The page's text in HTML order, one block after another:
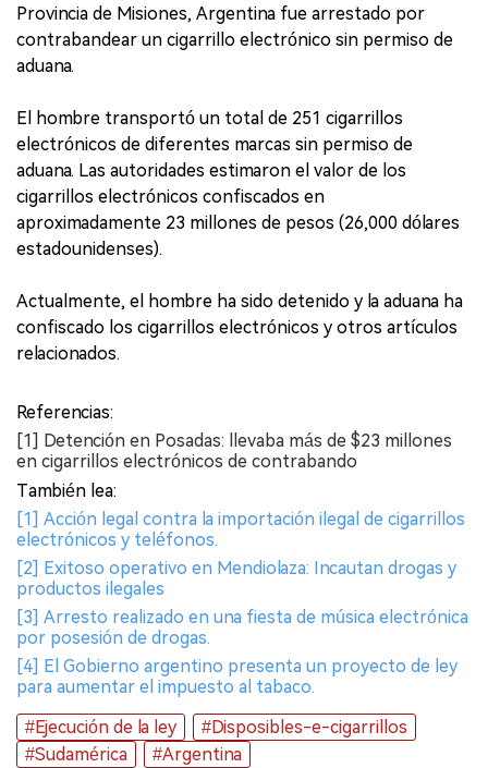
Provincia de Misiones, Argentina fue arrestado por
contrabandear un cigarrillo electrónico sin permiso de
aduana.
El hombre transportó un total de 251 cigarrillos
electrónicos de diferentes marcas sin permiso de
aduana. Las autoridades estimaron el valor de los
cigarrillos electrónicos confiscados en
aproximadamente 23 millones de pesos (26,000 dólares
estadounidenses).
Actualmente, el hombre ha sido detenido y la aduana ha
confiscado los cigarrillos electrónicos y otros artículos
relacionados.
Referencias:
[1] Detención en Posadas: llevaba más de $23 millones
en cigarrillos electrónicos de contrabando
También lea:
[1] Acción legal contra la importación ilegal de cigarrillos
electrónicos y teléfonos.
[2] Exitoso operativo en Mendiolaza: Incautan drogas y
productos ilegales
[3] Arresto realizado en una fiesta de música electrónica
por posesión de drogas.
[4] El Gobierno argentino presenta un proyecto de ley
para aumentar el impuesto al tabaco.
#Ejecución de la ley
#Disposibles-e-cigarrillos
#Sudamérica
#Argentina